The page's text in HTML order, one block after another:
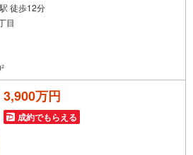
徒歩12分
目
2
3,900万円
成約でもらえる